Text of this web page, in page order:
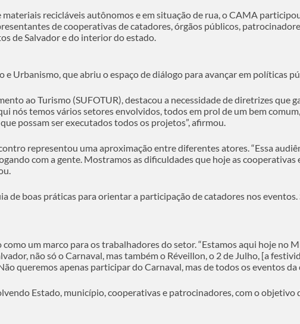
recicláveis autônomos e em situação de rua, o CAMA
de cooperativas de catadores, órgãos públicos,
de Salvador e do interior do estado.
Urbanismo, que abriu o espaço de diálogo para avançar em políticas
ao Turismo (SUFOTUR), destacou a necessidade de diretrizes que
nós temos vários setores envolvidos, todos em prol de um bem
possam ser executados todos os projetos”, afirmou.
representou uma aproximação entre diferentes atores. “Essa
com a gente. Mostramos as dificuldades que hoje as
de boas práticas para orientar a participação de catadores nos
um marco para os trabalhadores do setor. “Estamos aqui hoje no
não só o Carnaval, mas também o Réveillon, o 2 de Julho, [a
queremos apenas participar do Carnaval, mas de todos os eventos da
Estado, município, cooperativas e patrocinadores, com o objetivo